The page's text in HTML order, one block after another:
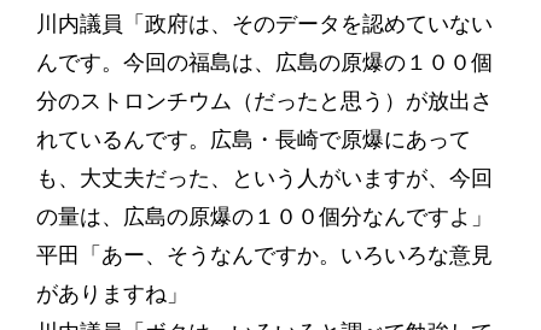
川内議員「政府は、そのデータを認めていない
んです。今回の福島は、広島の原爆の１００個
分のストロンチウム（だったと思う）が放出さ
れているんです。広島・長崎で原爆にあって
も、大丈夫だった、という人がいますが、今回
の量は、広島の原爆の１００個分なんですよ」
平田「あー、そうなんですか。いろいろな意見
がありますね」